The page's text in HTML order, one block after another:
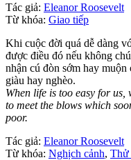
Tác giả: Eleanor Roosevelt
Từ khóa: Giao tiếp
Khi cuộc đời quá dễ dàng
được điều đó nếu không
nhận cú đòn sớm hay
giàu hay nghèo.
When life is too easy for us,
to meet the blows which
poor.
Tác giả: Eleanor Roosevelt
Từ khóa: Nghịch cảnh, Thử